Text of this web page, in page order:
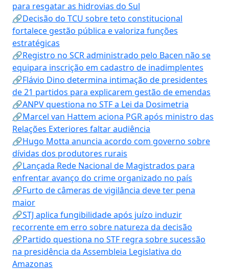
para resgatar as hidrovias do Sul
🔗Decisão do TCU sobre teto constitucional
fortalece gestão pública e valoriza funções
estratégicas
🔗Registro no SCR administrado pelo Bacen não se
equipara inscrição em cadastro de inadimplentes
🔗Flávio Dino determina intimação de presidentes
de 21 partidos para explicarem gestão de emendas
🔗ANPV questiona no STF a Lei da Dosimetria
🔗Marcel van Hattem aciona PGR após ministro das
Relações Exteriores faltar audiência
🔗Hugo Motta anuncia acordo com governo sobre
dívidas dos produtores rurais
🔗Lançada Rede Nacional de Magistrados para
enfrentar avanço do crime organizado no país
🔗Furto de câmeras de vigilância deve ter pena
maior
🔗STJ aplica fungibilidade após juízo induzir
recorrente em erro sobre natureza da decisão
🔗Partido questiona no STF regra sobre sucessão
na presidência da Assembleia Legislativa do
Amazonas